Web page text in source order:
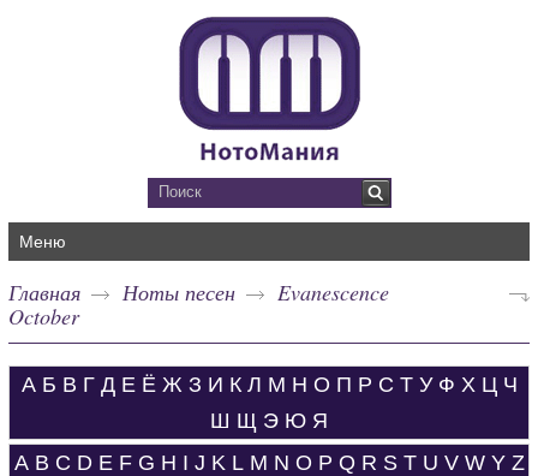
Меню
Главная Ноты песен
Evanescence
October
А Б В Г Д Е Ё Ж З И К Л М Н О П Р С Т У Ф Х Ц Ч
Ш Щ Э Ю Я
A B C D E F G H I J K L M N O P Q R S T U V W Y Z